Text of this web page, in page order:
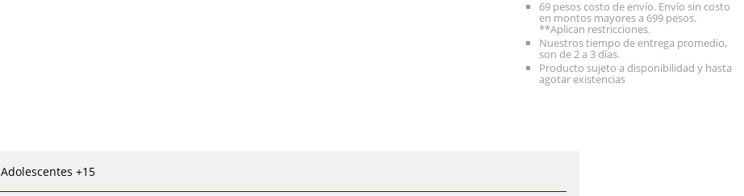
69 pesos costo de envío. Envío sin costo
en montos mayores a 699 pesos.
**Aplican restricciones.
Nuestros tiempo de entrega promedio,
son de 2 a 3 días.
Producto sujeto a disponibilidad y hasta
agotar existencias
Adolescentes +15